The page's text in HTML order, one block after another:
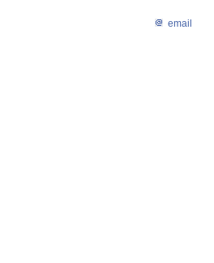
email